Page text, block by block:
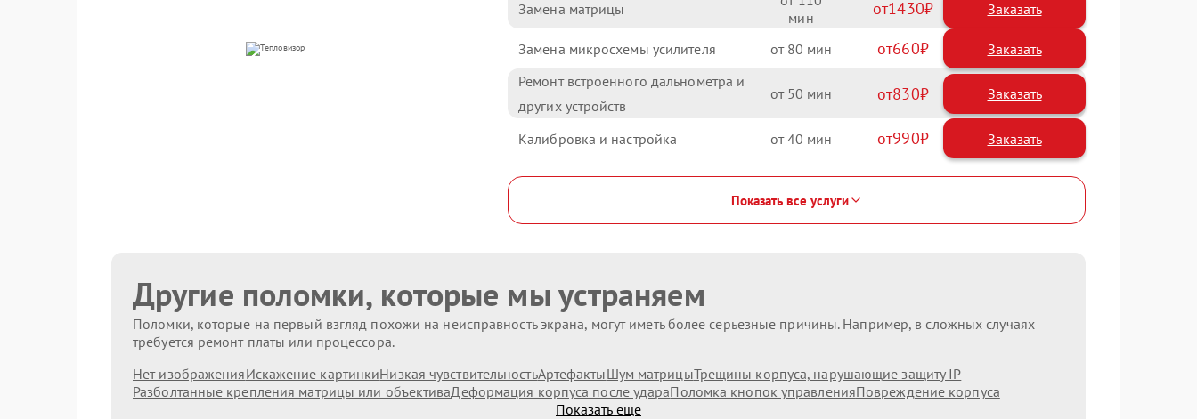
Замена матрицы 1430
Замена микросхемы усилителя 80 660
Ремонт встроенного дальнометра и
других устройств
50 830
Калибровка и настройка 40 990
Показать все услуги
Другие поломки, которые мы устраняем
Поломки, которые на первый взгляд похожи на неисправность экрана, могут иметь более серьезные причины. Например, в сложных случаях
требуется ремонт платы или процессора.
Нет изображенияИскажение картинкиНизкая чувствительностьАртефактыШум матрицыТрещины корпуса, нарушающие защиту IP
Разболтанные крепления матрицы или объективаДеформация корпуса после удараПоломка кнопок управленияПовреждение корпуса
Показать еще